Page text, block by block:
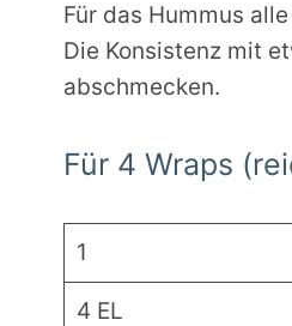
Für das Hummus
Die Konsistenz mit
abschmecken.
Für 4 Wraps
1
4 EL